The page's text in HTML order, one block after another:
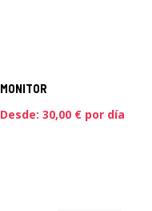
MONITOR
Desde: 30,00 €por día